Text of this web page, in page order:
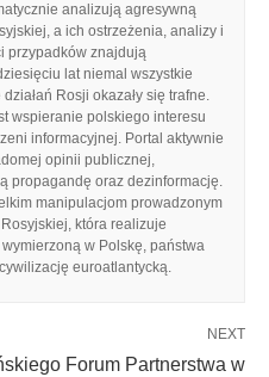
analizują agresywną
a ich ostrzeżenia, analizy i
przypadków znajdują
lat niemal wszystkie
Rosji okazały się trafne.
wspieranie polskiego interesu
informacyjnej. Portal aktywnie
opinii publicznej,
propagandę oraz dezinformację.
manipulacjom prowadzonym
która realizuje
w Polskę, państwa
euroatlantycką.
NEXT
Forum Partnerstwa w